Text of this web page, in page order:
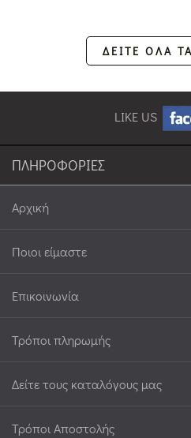
ΔΕΙΤΕ ΟΛΑ
LIKE US
ΠΛΗΡΟΦΟΡΙΕΣ
Αρχική
Ποιοι είμαστε
Επικοινωνία
Τρόποι πληρωμής
Δείτε τους καταλόγους μας
Τρόποι Αποστολής